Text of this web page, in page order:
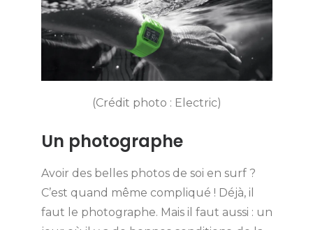
(Crédit photo : Electric)
Un photographe
Avoir des belles photos de soi en surf ?
C’est quand même compliqué ! Déjà, il
faut le photographe. Mais il faut aussi : un